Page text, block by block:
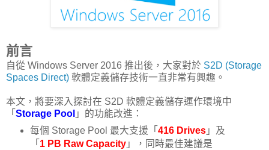
前言
自從 Windows Server 2016 推出後，大家對於 S2D (Storage
Spaces Direct) 軟體定義儲存技術一直非常有興趣。
本文，將要深入探討在 S2D 軟體定義儲存運作環境中
「 Storage Pool 」的功能改進：
每個 Storage Pool 最大支援「 416 Drives」及
「 1 PB Raw Capacity」，同時最佳建議是